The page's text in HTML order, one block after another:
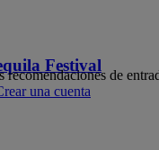
Festival
recomendaciones de
una cuenta